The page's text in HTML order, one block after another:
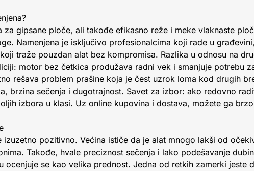
za gipsane ploče, ali takođe efikasno reže i meke vlaknaste
Namenjena je isključivo profesionalcima koji rade u
traže pouzdan alat bez kompromisa. Razlika u odnosu na
motor bez četkica produžava radni vek i smanjuje potrebu
rešava problem prašine koja je čest uzrok loma kod drugih
brzina sečenja i dugotrajnost. Savet za izbor: ako redovno
izbora u klasi. Uz online kupovina i dostava, možete ga
izuzetno pozitivno. Većina ističe da je alat mnogo lakši od
Takođe, hvale preciznost sečenja i lako podešavanje
ocenjuje se kao velika prednost. Jedna od retkih zamerki jeste